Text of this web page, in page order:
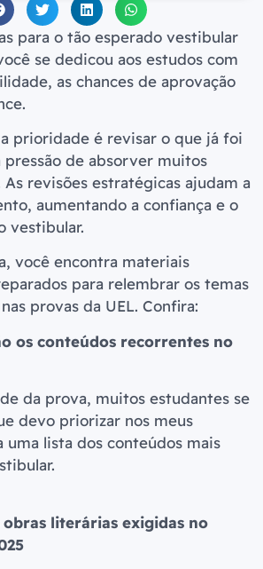
para o tão esperado vestibular
se dedicou aos estudos com
as chances de aprovação
prioridade é revisar o que já foi
de absorver muitos
revisões estratégicas ajudam a
aumentando a confiança e o
vestibular.
você encontra materiais
para relembrar os temas
provas da UEL. Confira:
os conteúdos recorrentes no
da prova, muitos estudantes se
devo priorizar nos meus
uma lista dos conteúdos mais
obras literárias exigidas no